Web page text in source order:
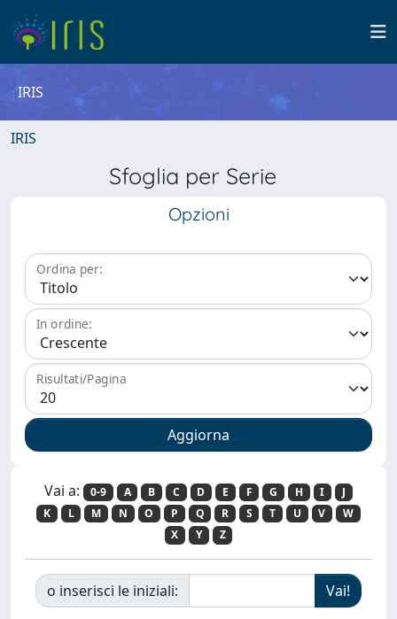
IRIS
IRIS
Sfoglia per Serie
Opzioni
Ordina per:
In ordine:
Risultati/Pagina
Vai a: 0-9 A B C D E F G H I
J
K
L M N O P Q R S T U V
W
X
Y Z
o inserisci le iniziali: